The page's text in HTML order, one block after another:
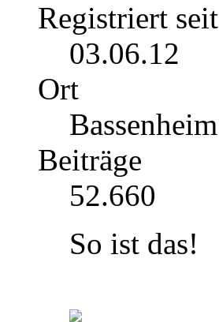
Registriert seit
03.06.12
Ort
Bassenheim
Beiträge
52.660
So ist das!